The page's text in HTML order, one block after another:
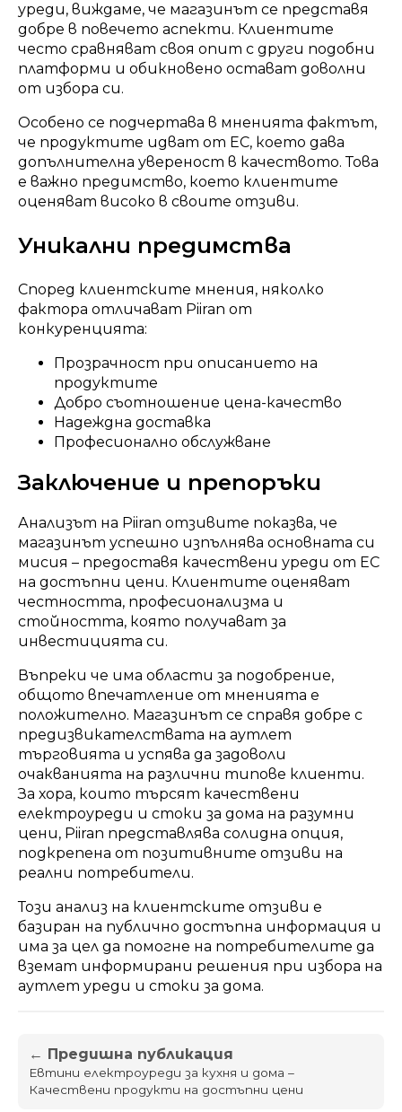
уреди, виждаме, че магазинът се представя
добре в повечето аспекти. Клиентите
често сравняват своя опит с други подобни
платформи и обикновено остават доволни
от избора си.
Особено се подчертава в мненията фактът,
че продуктите идват от ЕС, което дава
допълнителна увереност в качеството. Това
е важно предимство, което клиентите
оценяват високо в своите отзиви.
Уникални предимства
Според клиентските мнения, няколко
фактора отличават Piiran от
конкуренцията:
Прозрачност при описанието на
продуктите
Добро съотношение цена-качество
Надеждна доставка
Професионално обслужване
Заключение и препоръки
Анализът на Piiran отзивите показва, че
магазинът успешно изпълнява основната си
мисия – предоставя качествени уреди от ЕС
на достъпни цени. Клиентите оценяват
честността, професионализма и
стойността, която получават за
инвестицията си.
Въпреки че има области за подобрение,
общото впечатление от мненията е
положително. Магазинът се справя добре с
предизвикателствата на аутлет
търговията и успява да задоволи
очакванията на различни типове клиенти.
За хора, които търсят качествени
електроуреди и стоки за дома на разумни
цени, Piiran представлява солидна опция,
подкрепена от позитивните отзиви на
реални потребители.
Този анализ на клиентските отзиви е
базиран на публично достъпна информация и
има за цел да помогне на потребителите да
вземат информирани решения при избора на
аутлет уреди и стоки за дома.
← Предишна публикация
Евтини електроуреди за кухня и дома –
Качествени продукти на достъпни цени